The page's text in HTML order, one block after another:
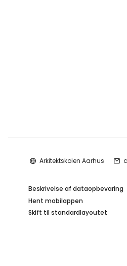
Arkitektskolen Aarhus
Beskrivelse af dataopbevaring
Hent mobilappen
Skift til standardlayoutet